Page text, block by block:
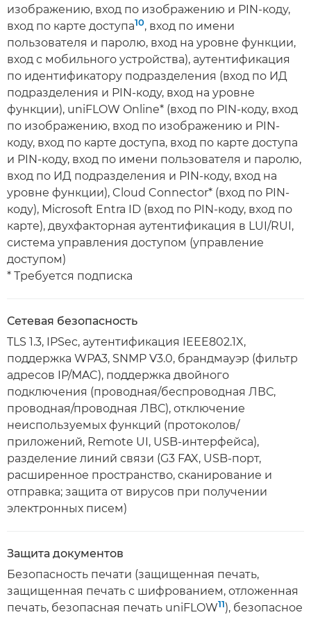
изображению, вход по изображению и PIN-коду,
вход по карте доступа10, вход по имени
пользователя и паролю, вход на уровне функции,
вход с мобильного устройства), аутентификация
по идентификатору подразделения (вход по ИД
подразделения и PIN-коду, вход на уровне
функции), uniFLOW Online* (вход по PIN-коду, вход
по изображению, вход по изображению и PIN-
коду, вход по карте доступа, вход по карте доступа
и PIN-коду, вход по имени пользователя и паролю,
вход по ИД подразделения и PIN-коду, вход на
уровне функции), Cloud Connector* (вход по PIN-
коду), Microsoft Entra ID (вход по PIN-коду, вход по
карте), двухфакторная аутентификация в LUI/RUI,
система управления доступом (управление
доступом)
* Требуется подписка
Сетевая безопасность
TLS 1.3, IPSec, аутентификация IEEE802.1X,
поддержка WPA3, SNMP V3.0, брандмауэр (фильтр
адресов IP/MAC), поддержка двойного
подключения (проводная/беспроводная ЛВС,
проводная/проводная ЛВС), отключение
неиспользуемых функций (протоколов/
приложений, Remote UI, USB-интерфейса),
разделение линий связи (G3 FAX, USB-порт,
расширенное пространство, сканирование и
отправка; защита от вирусов при получении
электронных писем)
Защита документов
Безопасность печати (защищенная печать,
защищенная печать с шифрованием, отложенная
печать, безопасная печать uniFLOW11), безопасное